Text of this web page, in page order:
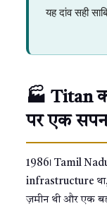
यह दांव सही
🏭 Titan
पर एक
1986। Tamil
infrastructure
ज़मीन थी और एक